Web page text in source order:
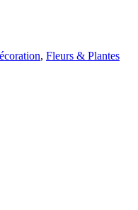
, Fleurs & Plantes